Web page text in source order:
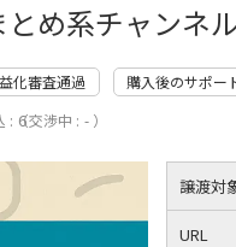
め系チャンネ
化審査通過 購入後のサポー
: 6
（交渉中 : - ）
譲渡対
URL